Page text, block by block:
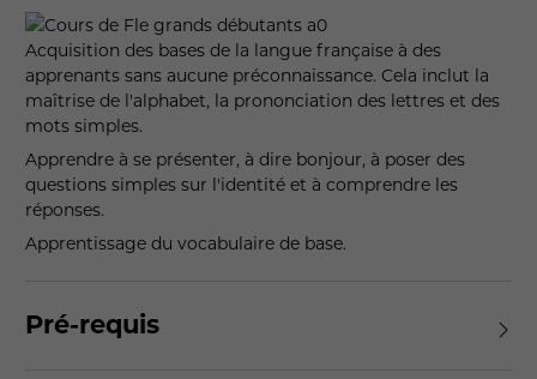
Acquisition des bases de la langue française à des
apprenants sans aucune préconnaissance. Cela inclut la
maîtrise de l'alphabet, la prononciation des lettres et des
mots simples.
Apprendre à se présenter, à dire bonjour, à poser des
questions simples sur l'identité et à comprendre les
réponses.
Apprentissage du vocabulaire de base.
Pré-requis